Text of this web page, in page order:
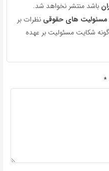
باشد منتشر نخواهد شد.
مسئولیت های حقوقی نظرات بر
شکایت مسئولیت بر عهده
*